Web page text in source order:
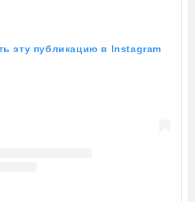
эту публикацию в Instagram